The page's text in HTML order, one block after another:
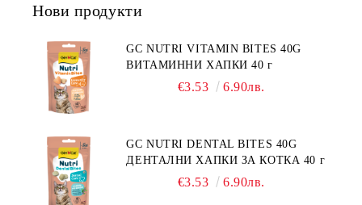
ЗАГУБА НА КОЗИНА".
НЕПОНОСИМОСТТА КЪМ НЯКОИ
СЪСТАВКИ И ХРАНИ
Нови продукти
GC NUTRI VITAMIN BITES 40G
ВИТАМИННИ ХАПКИ 40 г
€3.53 6.90лв.
GC NUTRI DENTAL BITES 40G
ДЕНТАЛНИ ХАПКИ ЗА КОТКА 40 г
€3.53 6.90лв.